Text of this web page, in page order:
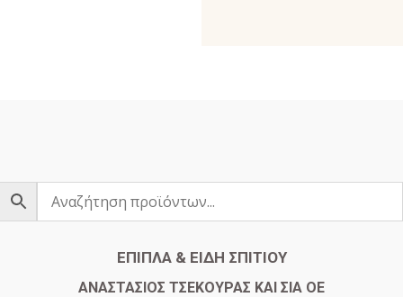
ΕΠΙΠΛΑ & ΕΙΔΗ ΣΠΙΤΙΟΥ
​ΑΝΑΣΤΑΣΙΟΣ ΤΣΕΚΟΥΡΑΣ ΚΑΙ ΣΙΑ ΟΕ